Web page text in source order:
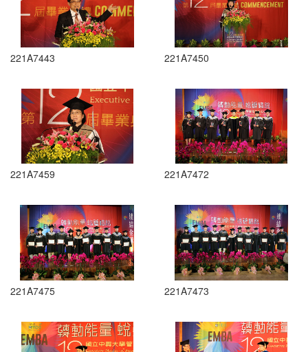
221A7443 221A7450
221A7459 221A7472
221A7475 221A7473